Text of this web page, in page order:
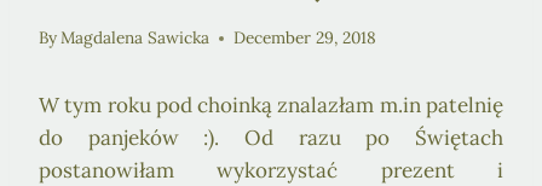
ByMagdalena Sawicka December 29, 2018
W tym roku pod choinką znalazłam m.in patelnię
do panjeków :). Od razu po Świętach
postanowiłam wykorzystać prezent i